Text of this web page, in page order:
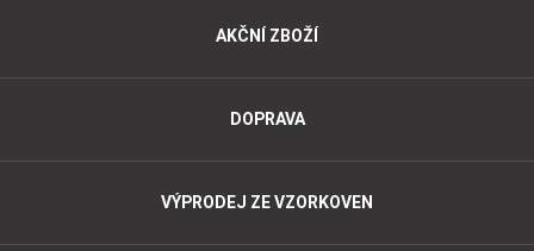
AKČNÍ ZBOŽÍ
DOPRAVA
VÝPRODEJ ZE VZORKOVEN